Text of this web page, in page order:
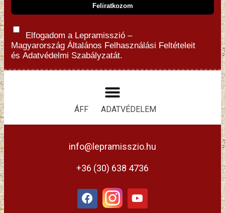
Elfogadom a Lepramisszió –
Magyarország Általános Felhasználási Feltételeit
és Adatvédelmi Szabályzatát.
ÁFF ADATVÉDELEM
info@lepramisszio.hu
+36 (30) 638 4736